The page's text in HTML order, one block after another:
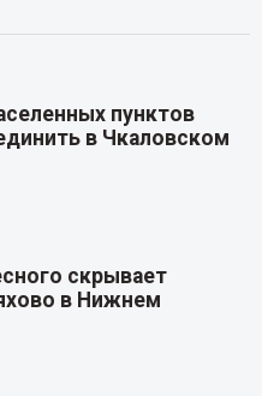
пунктов
в Чкаловском
скрывает
в Нижнем